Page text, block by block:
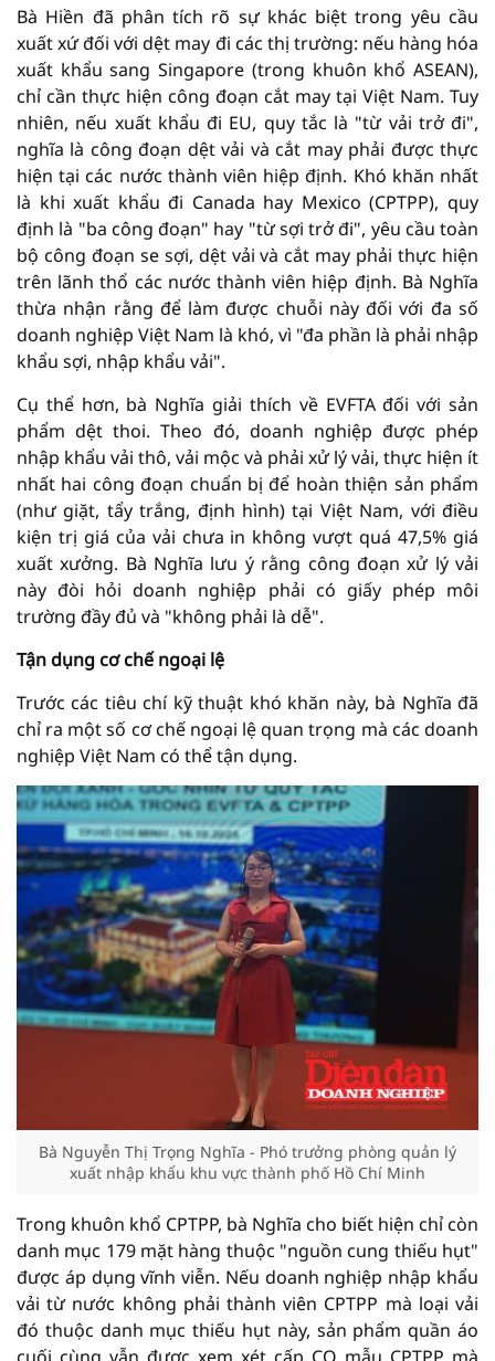
Bà Hiền đã phân tích rõ sự khác biệt trong yêu cầu
xuất xứ đối với dệt may đi các thị trường: nếu hàng hóa
xuất khẩu sang Singapore (trong khuôn khổ ASEAN),
chỉ cần thực hiện công đoạn cắt may tại Việt Nam. Tuy
nhiên, nếu xuất khẩu đi EU, quy tắc là "từ vải trở đi",
nghĩa là công đoạn dệt vải và cắt may phải được thực
hiện tại các nước thành viên hiệp định. Khó khăn nhất
là khi xuất khẩu đi Canada hay Mexico (CPTPP), quy
định là "ba công đoạn" hay "từ sợi trở đi", yêu cầu toàn
bộ công đoạn se sợi, dệt vải và cắt may phải thực hiện
trên lãnh thổ các nước thành viên hiệp định. Bà Nghĩa
thừa nhận rằng để làm được chuỗi này đối với đa số
doanh nghiệp Việt Nam là khó, vì "đa phần là phải nhập
khẩu sợi, nhập khẩu vải".
Cụ thể hơn, bà Nghĩa giải thích về EVFTA đối với sản
phẩm dệt thoi. Theo đó, doanh nghiệp được phép
nhập khẩu vải thô, vải mộc và phải xử lý vải, thực hiện ít
nhất hai công đoạn chuẩn bị để hoàn thiện sản phẩm
(như giặt, tẩy trắng, định hình) tại Việt Nam, với điều
kiện trị giá của vải chưa in không vượt quá 47,5% giá
xuất xưởng. Bà Nghĩa lưu ý rằng công đoạn xử lý vải
này đòi hỏi doanh nghiệp phải có giấy phép môi
trường đầy đủ và "không phải là dễ".
Tận dụng cơ chế ngoại lệ
Trước các tiêu chí kỹ thuật khó khăn này, bà Nghĩa đã
chỉ ra một số cơ chế ngoại lệ quan trọng mà các doanh
nghiệp Việt Nam có thể tận dụng.
Bà Nguyễn Thị Trọng Nghĩa - Phó trưởng phòng quản lý
xuất nhập khẩu khu vực thành phố Hồ Chí Minh
Trong khuôn khổ CPTPP, bà Nghĩa cho biết hiện chỉ còn
danh mục 179 mặt hàng thuộc "nguồn cung thiếu hụt"
được áp dụng vĩnh viễn. Nếu doanh nghiệp nhập khẩu
vải từ nước không phải thành viên CPTPP mà loại vải
đó thuộc danh mục thiếu hụt này, sản phẩm quần áo